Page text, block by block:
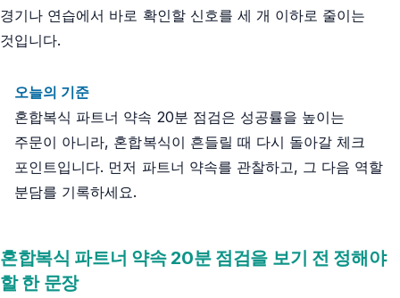
경기나 연습에서 바로 확인할 신호를 세 개 이하로 줄이는
것입니다.
오늘의 기준
혼합복식 파트너 약속 20분 점검은 성공률을 높이는
주문이 아니라, 혼합복식이 흔들릴 때 다시 돌아갈 체크
포인트입니다. 먼저 파트너 약속를 관찰하고, 그 다음 역할
분담를 기록하세요.
혼합복식 파트너 약속 20분 점검을 보기 전 정해야
할 한 문장